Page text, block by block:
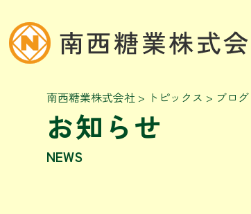
お知らせ
NEWS
南西糖業株式会社 > トピックス > ブログ